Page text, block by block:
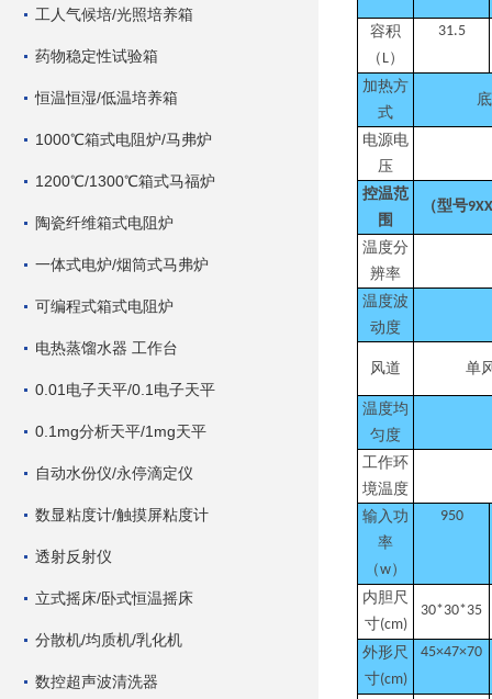
工人气候培/光照培养箱
药物稳定性试验箱
恒温恒湿/低温培养箱
1000℃箱式电阻炉/马弗炉
1200℃/1300℃箱式马福炉
陶瓷纤维箱式电阻炉
一体式电炉/烟筒式马弗炉
可编程式箱式电阻炉
电热蒸馏水器 工作台
0.01电子天平/0.1电子天平
0.1mg分析天平/1mg天平
自动水份仪/永停滴定仪
数显粘度计/触摸屏粘度计
透射反射仪
立式摇床/卧式恒温摇床
分散机/均质机/乳化机
数控超声波清洗器
容积
（ L）
31.5
加热方
式
电源电
压
控温范
围
（型号
温度分
辨率
温度波
动度
风道 单
温度均
匀度
工作环
境温度
输入功
率
（w）
950
内胆尺
寸(cm)
30*30*35
外形尺
寸(cm)
45×47×70